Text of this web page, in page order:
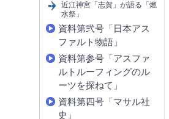
近江神宮「志賀」が語る「燃
水祭」
資料第弐号「日本アス
ファルト物語」
資料第参号「アスファ
ルトルーフィングのル
ーツを探ねて」
資料第四号「マサル社
史」